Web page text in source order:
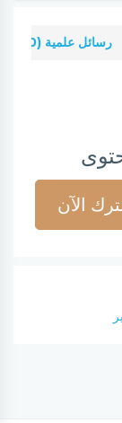
رسائل علمية (0)
الآن